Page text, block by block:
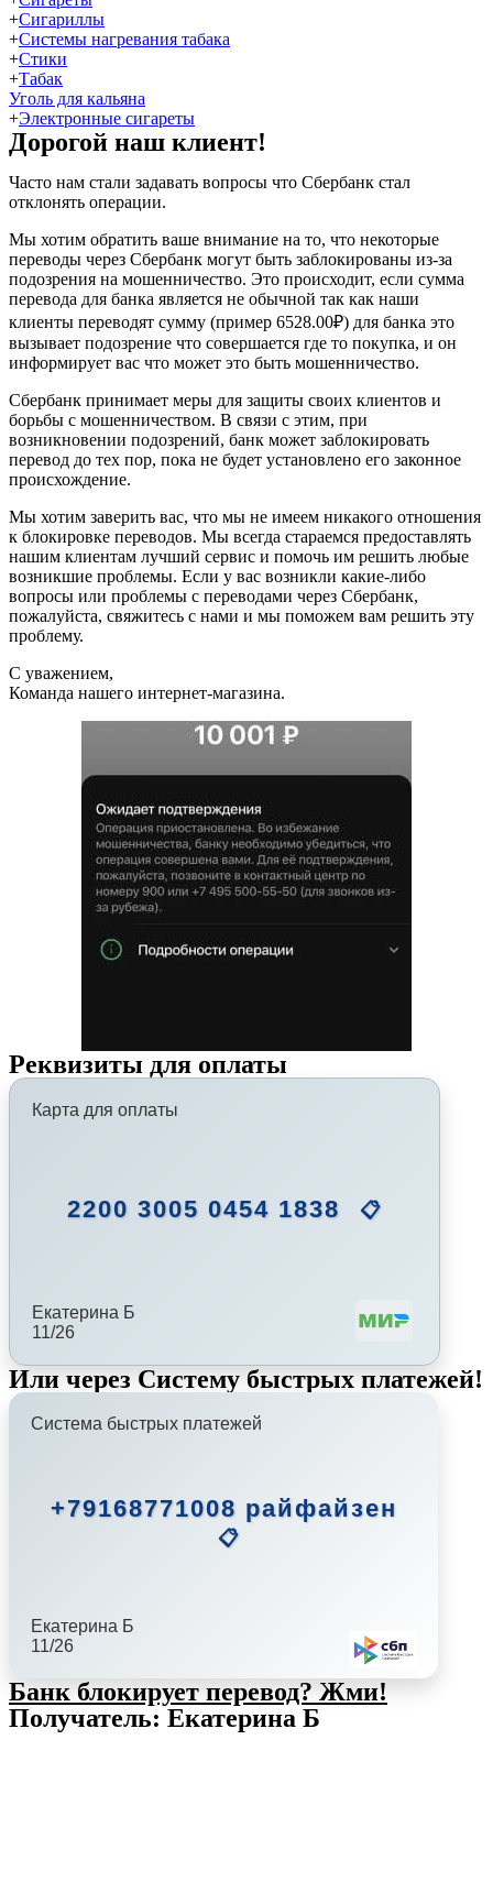
+Сигариллы
+Системы нагревания табака
+Стики
+Табак
Уголь для кальяна
+Электронные сигареты
Дорогой наш клиент!
Часто нам стали задавать вопросы что Сбербанк стал
отклонять операции.
Мы хотим обратить ваше внимание на то, что некоторые
переводы через Сбербанк могут быть заблокированы из-за
подозрения на мошенничество. Это происходит, если сумма
перевода для банка является не обычной так как наши
клиенты переводят сумму (пример 6528.00₽) для банка это
вызывает подозрение что совершается где то покупка, и он
информирует вас что может это быть мошенничество.
Сбербанк принимает меры для защиты своих клиентов и
борьбы с мошенничеством. В связи с этим, при
возникновении подозрений, банк может заблокировать
перевод до тех пор, пока не будет установлено его законное
происхождение.
Мы хотим заверить вас, что мы не имеем никакого отношения
к блокировке переводов. Мы всегда стараемся предоставлять
нашим клиентам лучший сервис и помочь им решить любые
возникшие проблемы. Если у вас возникли какие-либо
вопросы или проблемы с переводами через Сбербанк,
пожалуйста, свяжитесь с нами и мы поможем вам решить эту
проблему.
С уважением,
Команда нашего интернет-магазина.
Реквизиты для оплаты
Карта для оплаты
2200 3005 0454 1838 📋
Екатерина Б
11/26
Или через Систему быстрых платежей!
Система быстрых платежей
+79168771008 райфайзен
📋
Екатерина Б
11/26
Банк блокирует перевод? Жми!
Получатель: Екатерина Б